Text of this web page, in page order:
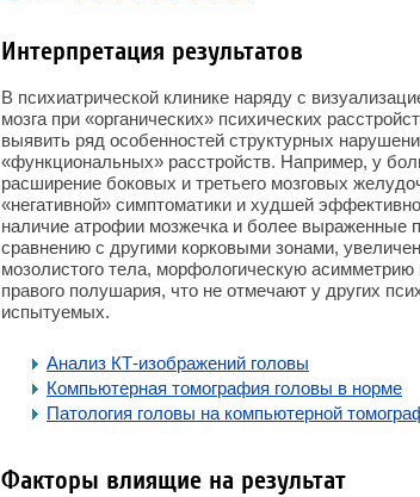
Интерпретация результатов
В психиатрической клинике наряду с
мозга при «органических» психических
выявить ряд особенностей структурных
«функциональных» расстройств. Например, у
расширение боковых и третьего мозговых
«негативной» симптоматики и худшей
наличие атрофии мозжечка и более выраженные
сравнению с другими корковыми зонами,
мозолистого тела, морфологическую асимметрию
правого полушария, что не отмечают у других
испытуемых.
Анализ КТ-изображений головы
Компьютерная томография головы в норме
Патология головы на компьютерной
Факторы влиящие на результат